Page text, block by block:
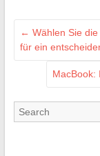
← Wählen Sie
für ein
MacBook: